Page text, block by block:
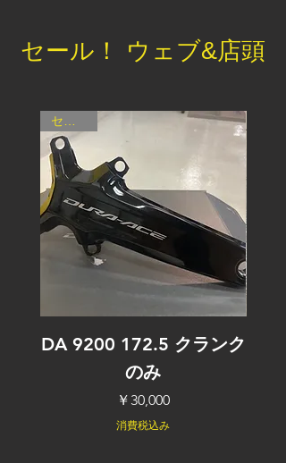
セール！ ウェブ&店頭
DA 9200 172.5 クランク
のみ
価格
￥30,000
消費税込み